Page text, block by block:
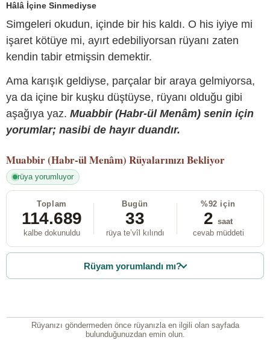
Hâlâ İçine Sinmediyse
Simgeleri okudun, içinde bir his kaldı. O his iyiye mi
işaret kötüye mi, ayırt edebiliyorsan rüyanı zaten
kendin tabir etmişsin demektir.
Ama karışık geldiyse, parçalar bir araya gelmiyorsa,
ya da içine bir kuşku düştüyse, rüyanı olduğu gibi
aşağıya yaz. Muabbir (Habr-ül Menâm) senin için
yorumlar; nasibi de hayır duandır.
Muabbir (Habr-ül Menâm) Rüyalarınızı Bekliyor
rüya yorumluyor
Toplam
114.689
kalbe dokunuldu
Bugün
33
rüya te’vîl kılındı
%92 için
2 saat
cevab müddeti
Rüyam yorumlandı mı?
Rüyanızı göndermeden önce rüyanızla en ilgili olan sayfada
bulunduğunuzdan emin olun.